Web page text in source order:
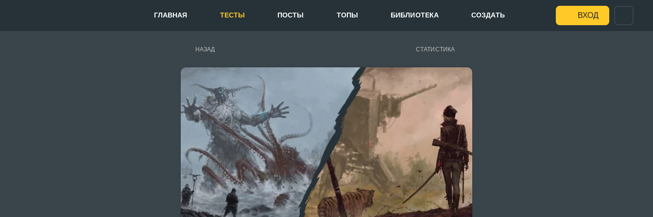
ГЛАВНАЯ ТЕСТЫ ПОСТЫ ТОПЫ БИБЛИОТЕКА СОЗДАТЬ ВХОД
НАЗАД СТАТИСТИКА